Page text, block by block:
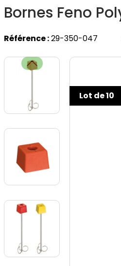
Bornes Feno
Référence :29-350-047
Lot de 10